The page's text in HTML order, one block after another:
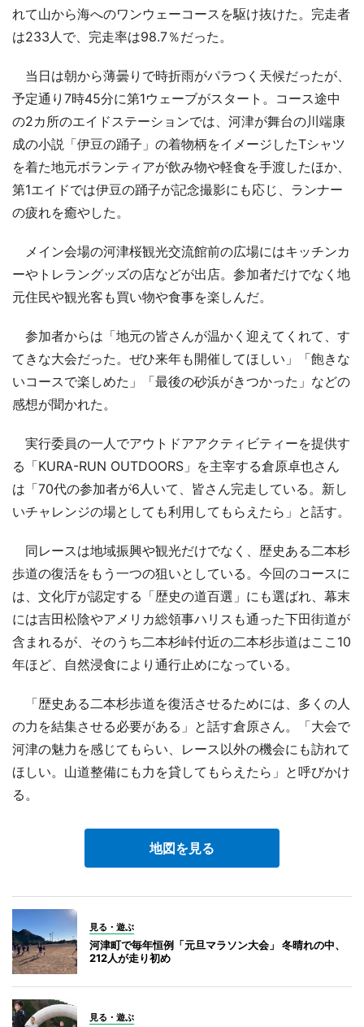
れて山から海へのワンウェーコースを駆け抜けた。完走者
は233人で、完走率は98.7％だった。
当日は朝から薄曇りで時折雨がパラつく天候だったが、
予定通り7時45分に第1ウェーブがスタート。コース途中
の2カ所のエイドステーションでは、河津が舞台の川端康
成の小説「伊豆の踊子」の着物柄をイメージしたTシャツ
を着た地元ボランティアが飲み物や軽食を手渡したほか、
第1エイドでは伊豆の踊子が記念撮影にも応じ、ランナー
の疲れを癒やした。
メイン会場の河津桜観光交流館前の広場にはキッチンカ
ーやトレラングッズの店などが出店。参加者だけでなく地
元住民や観光客も買い物や食事を楽しんだ。
参加者からは「地元の皆さんが温かく迎えてくれて、す
てきな大会だった。ぜひ来年も開催してほしい」「飽きな
いコースで楽しめた」「最後の砂浜がきつかった」などの
感想が聞かれた。
実行委員の一人でアウトドアアクティビティーを提供す
る「KURA-RUN OUTDOORS」を主宰する倉原卓也さん
は「70代の参加者が6人いて、皆さん完走している。新し
いチャレンジの場としても利用してもらえたら」と話す。
同レースは地域振興や観光だけでなく、歴史ある二本杉
歩道の復活をもう一つの狙いとしている。今回のコースに
は、文化庁が認定する「歴史の道百選」にも選ばれ、幕末
には吉田松陰やアメリカ総領事ハリスも通った下田街道が
含まれるが、そのうち二本杉峠付近の二本杉歩道はここ10
年ほど、自然浸食により通行止めになっている。
「歴史ある二本杉歩道を復活させるためには、多くの人
の力を結集させる必要がある」と話す倉原さん。「大会で
河津の魅力を感じてもらい、レース以外の機会にも訪れて
ほしい。山道整備にも力を貸してもらえたら」と呼びかけ
る。
地図を見る
見る・遊ぶ
河津町で毎年恒例「元旦マラソン大会」 冬晴れの中、
212人が走り初め
見る・遊ぶ